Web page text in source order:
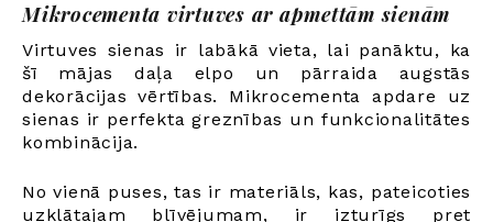
Mikrocementa virtuves ar apmettām sienām
Virtuves sienas ir labākā vieta, lai panāktu, ka
šī mājas daļa elpo un pārraida augstās
dekorācijas vērtības. Mikrocementa apdare uz
sienas ir perfekta greznības un funkcionalitātes
kombinācija.
No vienā puses, tas ir materiāls, kas, pateicoties
uzklātajam blīvējumam, ir izturīgs pret